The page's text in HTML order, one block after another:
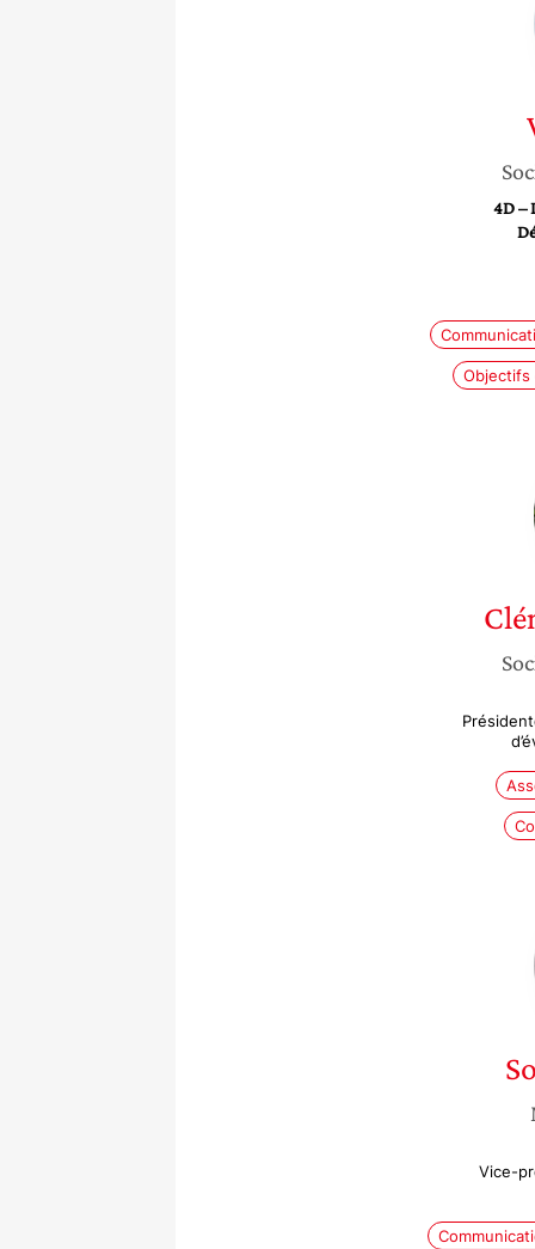
4D –
Objectifs
Vice-